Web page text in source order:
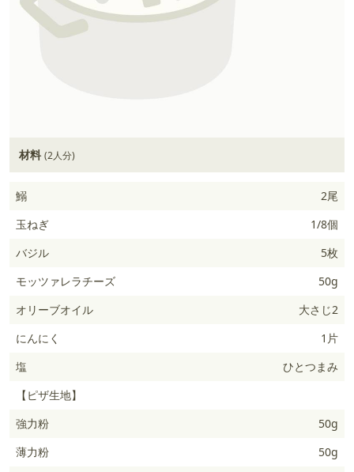
材料 (2人分)
鰯
2尾
玉ねぎ
1/8個
バジル
5枚
モッツァレラチーズ
50g
オリーブオイル
大さじ2
にんにく
1片
塩
ひとつまみ
【ピザ生地】
強力粉
50g
薄力粉
50g